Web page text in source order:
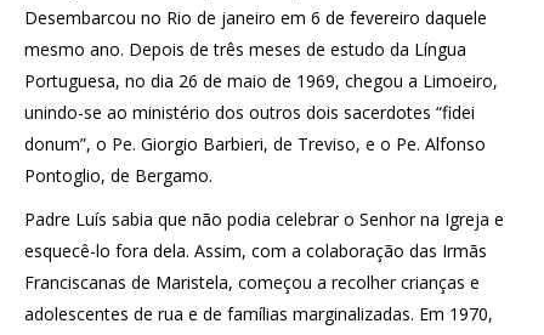
Desembarcou no Rio de janeiro em 6 de fevereiro daquele
mesmo ano. Depois de três meses de estudo da Língua
Portuguesa, no dia 26 de maio de 1969, chegou a Limoeiro,
unindo-se ao ministério dos outros dois sacerdotes “fidei
donum”, o Pe. Giorgio Barbieri, de Treviso, e o Pe. Alfonso
Pontoglio, de Bergamo.
Padre Luís sabia que não podia celebrar o Senhor na Igreja e
esquecê-lo fora dela. Assim, com a colaboração das Irmãs
Franciscanas de Maristela, começou a recolher crianças e
adolescentes de rua e de famílias marginalizadas. Em 1970,